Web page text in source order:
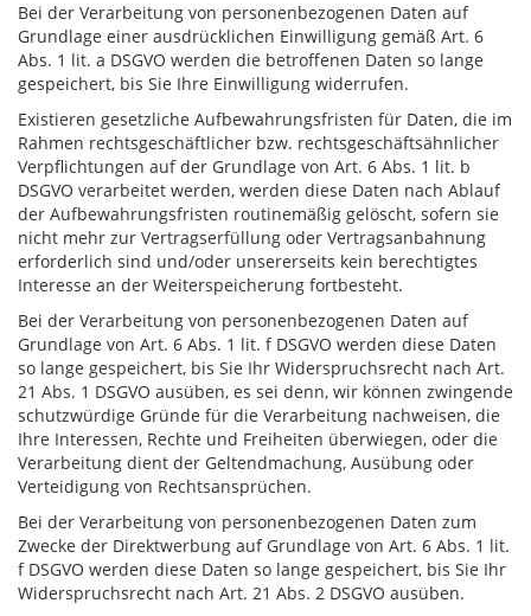
Bei der Verarbeitung von personenbezogenen Daten auf
Grundlage einer ausdrücklichen Einwilligung gemäß Art. 6
Abs. 1 lit. a DSGVO werden die betroffenen Daten so lange
gespeichert, bis Sie Ihre Einwilligung widerrufen.
Existieren gesetzliche Aufbewahrungsfristen für Daten, die im
Rahmen rechtsgeschäftlicher bzw. rechtsgeschäftsähnlicher
Verpflichtungen auf der Grundlage von Art. 6 Abs. 1 lit. b
DSGVO verarbeitet werden, werden diese Daten nach Ablauf
der Aufbewahrungsfristen routinemäßig gelöscht, sofern sie
nicht mehr zur Vertragserfüllung oder Vertragsanbahnung
erforderlich sind und/oder unsererseits kein berechtigtes
Interesse an der Weiterspeicherung fortbesteht.
Bei der Verarbeitung von personenbezogenen Daten auf
Grundlage von Art. 6 Abs. 1 lit. f DSGVO werden diese Daten
so lange gespeichert, bis Sie Ihr Widerspruchsrecht nach Art.
21 Abs. 1 DSGVO ausüben, es sei denn, wir können zwingende
schutzwürdige Gründe für die Verarbeitung nachweisen, die
Ihre Interessen, Rechte und Freiheiten überwiegen, oder die
Verarbeitung dient der Geltendmachung, Ausübung oder
Verteidigung von Rechtsansprüchen.
Bei der Verarbeitung von personenbezogenen Daten zum
Zwecke der Direktwerbung auf Grundlage von Art. 6 Abs. 1 lit.
f DSGVO werden diese Daten so lange gespeichert, bis Sie Ihr
Widerspruchsrecht nach Art. 21 Abs. 2 DSGVO ausüben.